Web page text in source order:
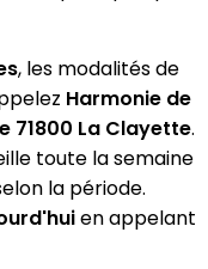
, les modalités de
Harmonie de
71800 La Clayette.
toute la semaine
la période.
en appelant